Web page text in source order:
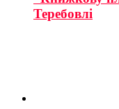
Теребовлі